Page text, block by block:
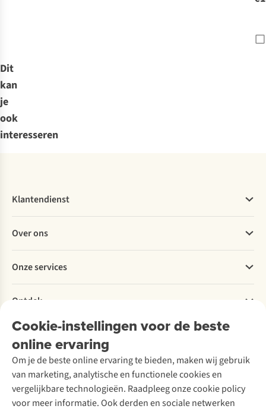
Dit
kan
je
ook
interesseren
Cookie-instellingen voor de beste
online ervaring
Om je de beste online ervaring te bieden, maken wij gebruik
van marketing, analytische en functionele cookies en
vergelijkbare technologieën. Raadpleeg onze cookie policy
voor meer informatie. Ook derden en sociale netwerken
Klantendienst
Bestellen
Betalen
Levering
Retourneren
Bestelling herroepen
Garantie
Contact
Over ons
Explore More
Verantwoord ondernemen
Over Ayacucho
Onze winkels
Over A.S.Adventure
Toegankelijkheidsverklaring
Onze services
Ski-onderhoud
Wasservice
Schoenonderhoud
Schoenherstelling
Kledingherstelling
Retouches
Ontdek
A.S.Magazine
Podcast
Explore Academy
Explore Camp
Gear Check
Inspiratie & advies
Meld je aan voor de nieuwsbrief